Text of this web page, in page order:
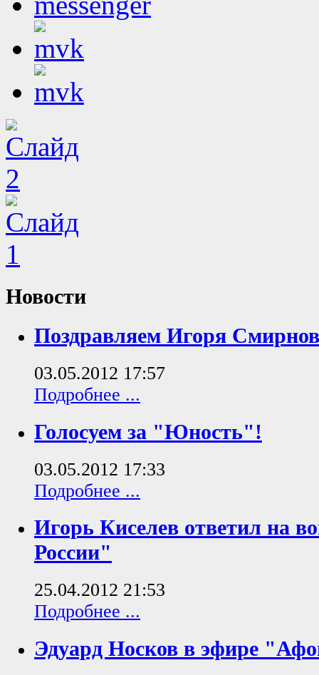
Новости
Поздравляем Игоря
03.05.2012 17:57
Подробнее ...
Голосуем за "Юность"!
03.05.2012 17:33
Подробнее ...
Игорь Киселев ответил на
России"
25.04.2012 21:53
Подробнее ...
Эдуард Носков в эфире